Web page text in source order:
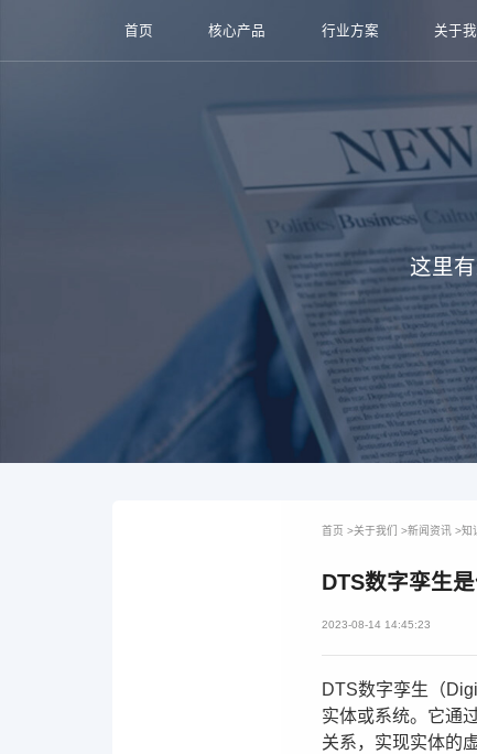
首页 核心产品 行业方案 关于
这里
首页 >关于我们 >新闻资讯 >知
DTS数字孪生
2023-08-14 14:45:23
DTS数字孪生（
实体或系统。它通
关系，实现实体的